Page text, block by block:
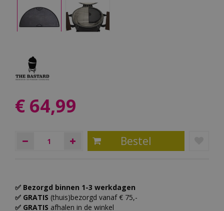
€ 64,99
✅ Bezorgd binnen 1-3 werkdagen
✅ GRATIS (thuis)bezorgd vanaf € 75,-
✅ GRATIS afhalen in de winkel